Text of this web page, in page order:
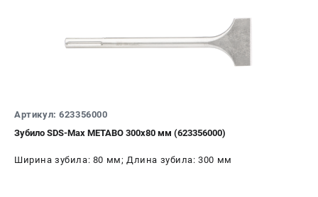
Артикул: 623356000
Зубило SDS-Max METABO 300х80 мм (623356000)
Ширина зубила: 80 мм; Длина зубила: 300 мм